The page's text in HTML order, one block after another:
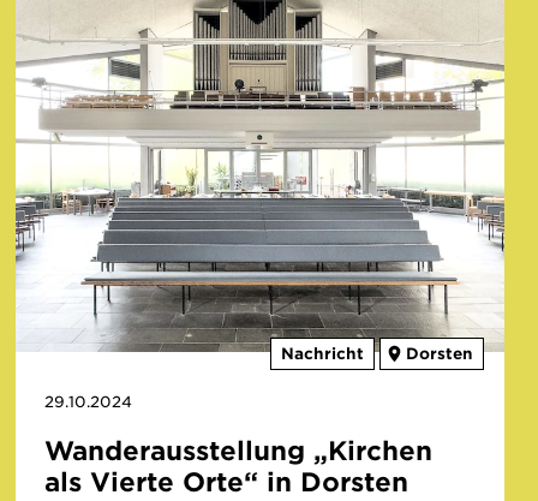
Nachricht Dorsten
29.10.2024
Wanderausstellung „Kirchen
als Vierte Orte“ in Dorsten